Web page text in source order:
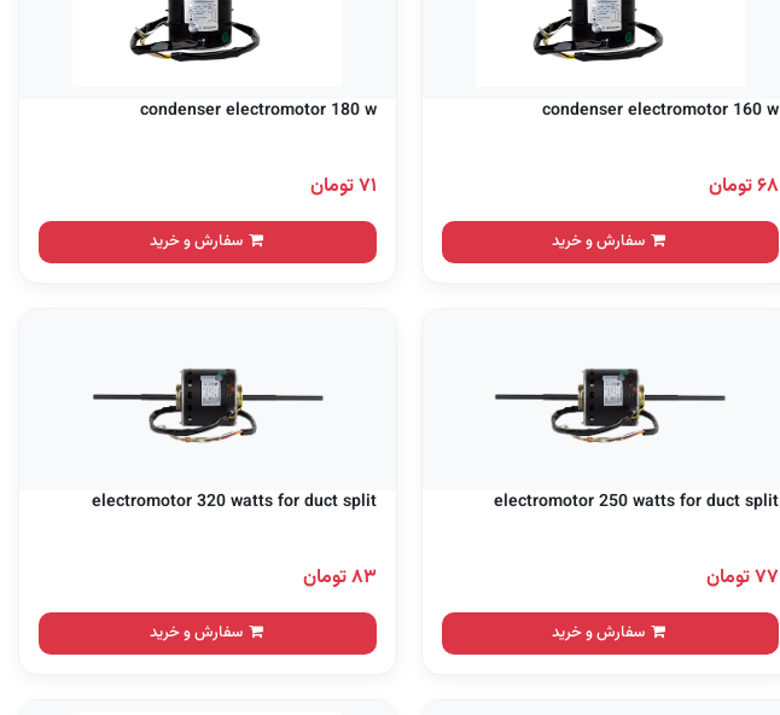
condenser electromotor 160 w
۶۸ تومان
سفارش و خرید
condenser electromotor 180 w
۷۱ تومان
سفارش و خرید
electromotor 250 watts for duct split
۷۷ تومان
سفارش و خرید
electromotor 320 watts for duct split
۸۳ تومان
سفارش و خرید